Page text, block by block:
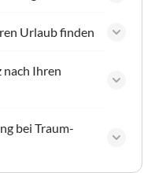
Urlaub finden
nach Ihren
bei Traum-